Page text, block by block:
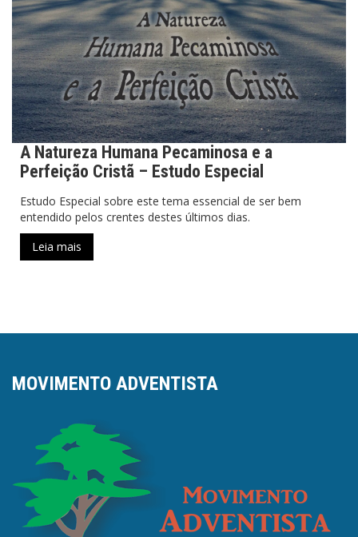
A Natureza Humana Pecaminosa e a
Perfeição Cristã – Estudo Especial
Estudo Especial sobre este tema essencial de ser bem
entendido pelos crentes destes últimos dias.
Leia mais
MOVIMENTO ADVENTISTA